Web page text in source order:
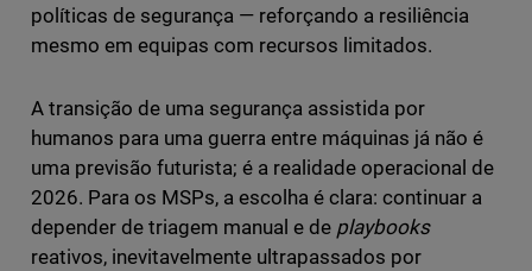
políticas de segurança — reforçando a resiliência
mesmo em equipas com recursos limitados.
A transição de uma segurança assistida por
humanos para uma guerra entre máquinas já não é
uma previsão futurista; é a realidade operacional de
2026. Para os MSPs, a escolha é clara: continuar a
depender de triagem manual e de playbooks
reativos, inevitavelmente ultrapassados por